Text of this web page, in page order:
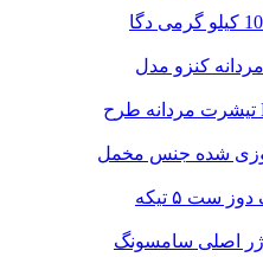
شده جنس مخمل
ست ۵ تیکه
اصلی سامسونگ